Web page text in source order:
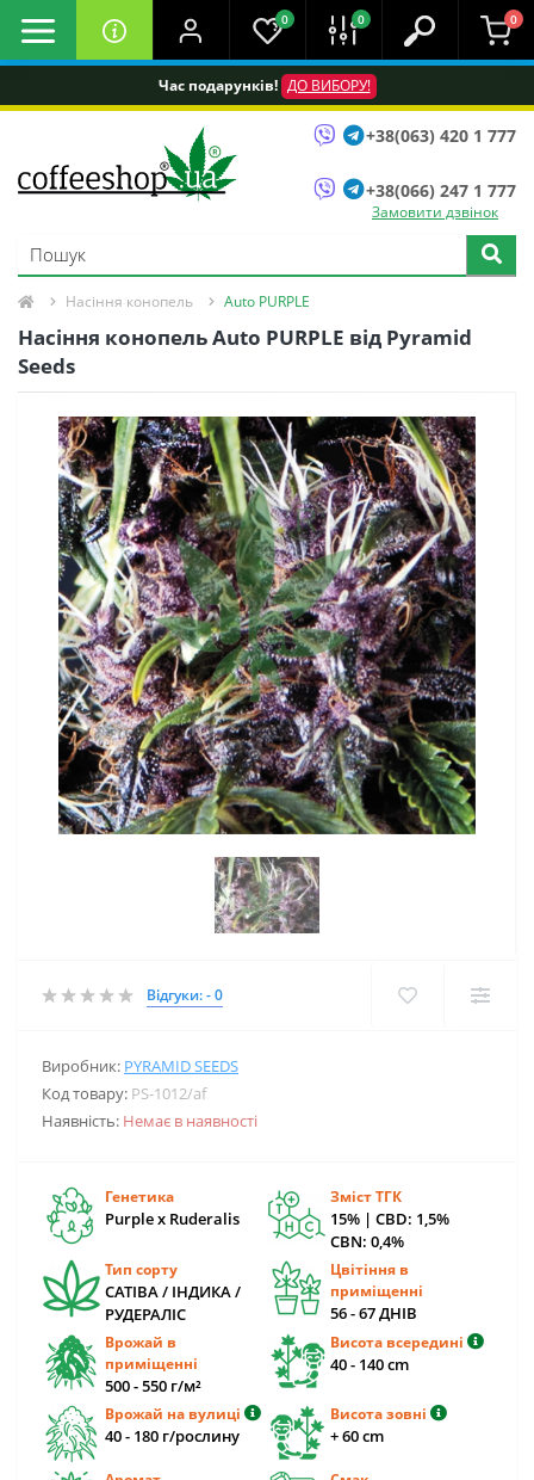
Час подарунків! ДО ВИБОРУ!
0 0 0
+38(063) 420 1 777
+38(066) 247 1 777
Замовити дзвінок
Насіння конопель Auto PURPLE
Насіння конопель Auto PURPLE від Pyramid
Seeds
Відгуки: - 0
Виробник: PYRAMID SEEDS
Код товару: PS-1012/af
Наявність: Немає в наявності
Генетика
Purple x Ruderalis
Зміст ТГК
15% | CBD: 1,5%
CBN: 0,4%
Тип сорту
САТІВА / ІНДИКА /
РУДЕРАЛІС
Цвітіння в
приміщенні
56 - 67 ДНІВ
Врожай в
приміщенні
500 - 550 г/м²
Висота всередині
40 - 140 cm
Врожай на вулиці
40 - 180 г/рослину
Висота зовні
+ 60 cm